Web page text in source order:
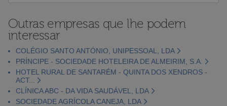
Outras empresas que lhe podem
interessar
COLÉGIO SANTO ANTÓNIO, UNIPESSOAL, LDA
PRÍNCIPE - SOCIEDADE HOTELEIRA DE ALMEIRIM, S.A.
HOTEL RURAL DE SANTARÉM - QUINTA DOS XENDROS -
ACT...
CLÍNICA ABC - DA VIDA SAUDÁVEL, LDA
SOCIEDADE AGRÍCOLA CANEJA, LDA